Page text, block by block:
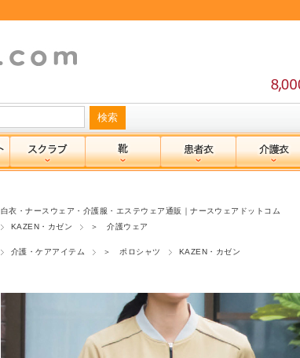
白衣・ナースウェア・介護服・エステウェア通販｜ナースウェアドットコム
KAZEN・カゼン
＞ 介護ウェア
介護・ケアアイテム ＞ ポロシャツ KAZEN・カゼン